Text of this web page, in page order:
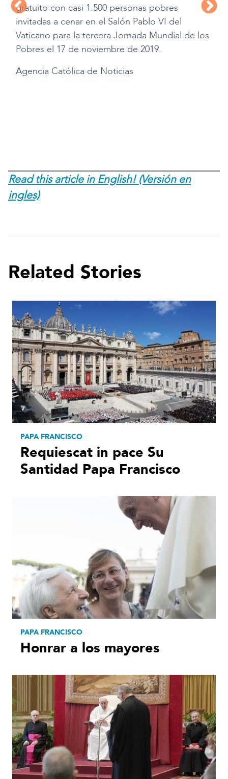
gratuito con casi 1.500 personas pobres
invitadas a cenar en el Salón Pablo VI del
Vaticano para la tercera Jornada Mundial de los
Pobres el 17 de noviembre de 2019.
Agencia Católica de Noticias
Read this article in English! (Versión en
ingles)
Related Stories
PAPA FRANCISCO
Requiescat in pace Su
Santidad Papa Francisco
PAPA FRANCISCO
Honrar a los mayores